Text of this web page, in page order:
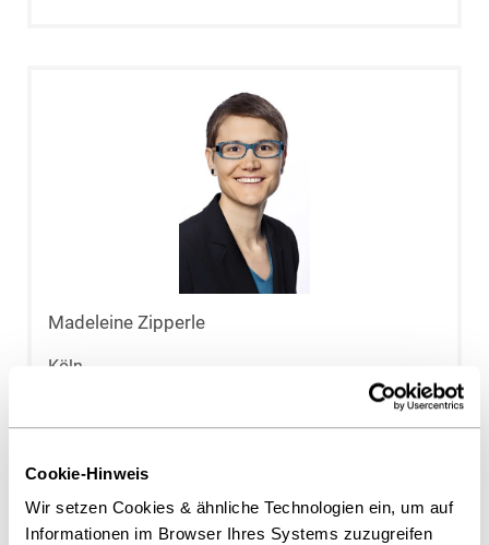
Cookie-Hinweis
Wir setzen Cookies & ähnliche Technologien ein, um auf
Informationen im Browser Ihres Systems zuzugreifen
Madeleine Zipperle
Köln